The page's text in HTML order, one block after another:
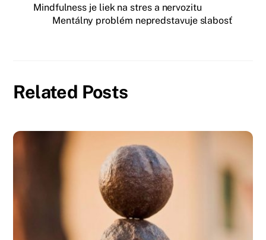
Mindfulness je liek na stres a nervozitu
Mentálny problém nepredstavuje slabosť
Related Posts